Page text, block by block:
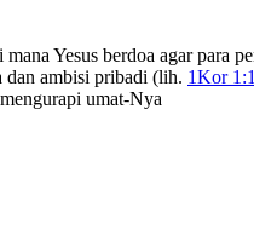
mana Yesus berdoa agar para
dan ambisi pribadi (lih. 1Kor
umat-Nya